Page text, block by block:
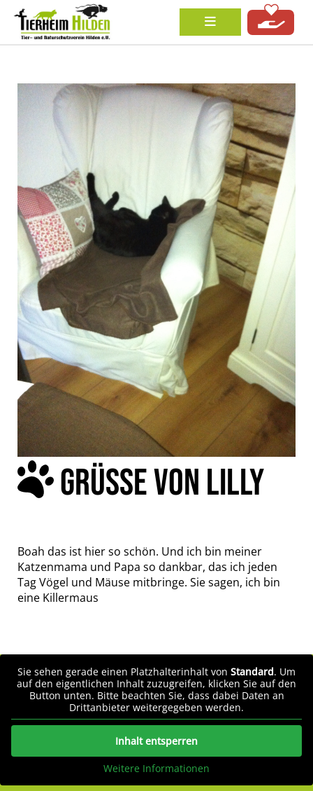
GRÜSSE VON LILLY
Boah das ist hier so schön. Und ich bin meiner
Katzenmama und Papa so dankbar, das ich jeden
Tag Vögel und Mäuse mitbringe. Sie sagen, ich bin
eine Killermaus
Sie sehen gerade einen Platzhalterinhalt von Standard. Um
auf den eigentlichen Inhalt zuzugreifen, klicken Sie auf den
Button unten. Bitte beachten Sie, dass dabei Daten an
Drittanbieter weitergegeben werden.
Inhalt entsperren
Weitere Informationen